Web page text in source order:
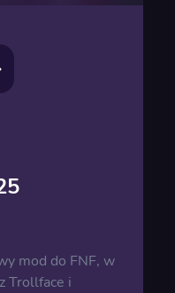
mod do FNF, w
Trollface i